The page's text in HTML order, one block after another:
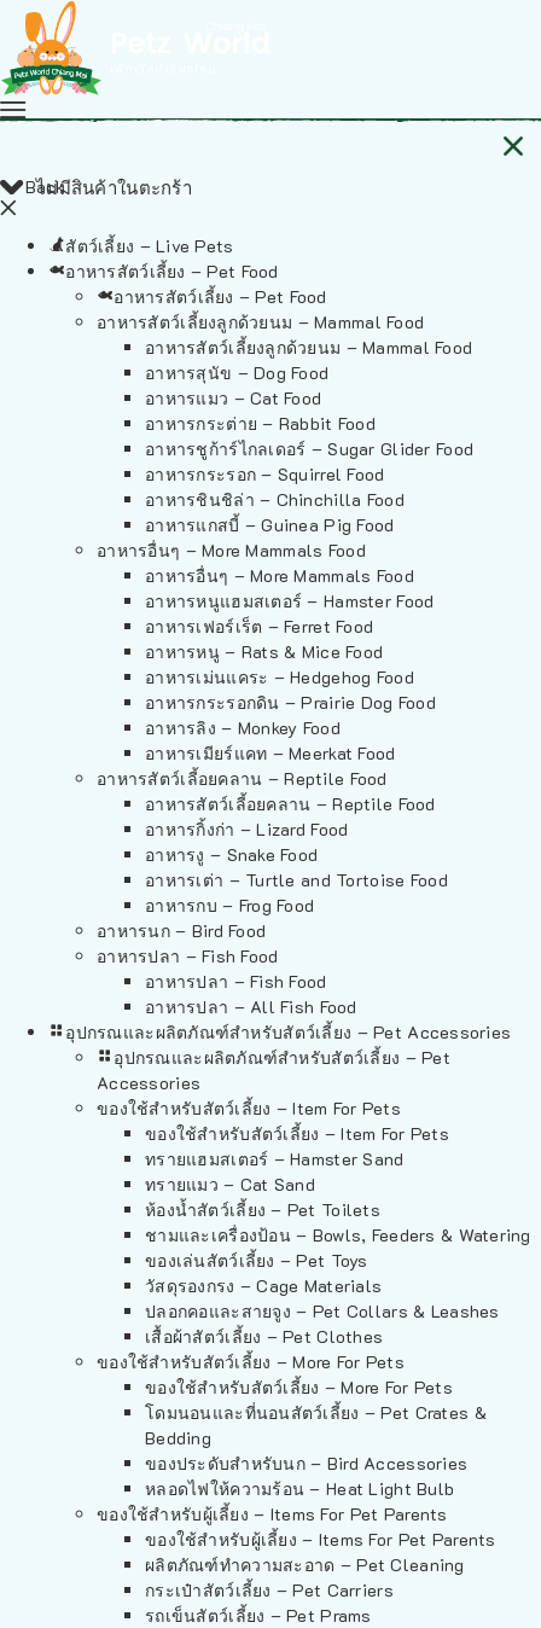
ไม่มีสินค้าในตะกร้า
Back
สัตว์เลี้ยง – Live Pets
อาหารสัตว์เลี้ยง – Pet Food
อาหารสัตว์เลี้ยง – Pet Food
อาหารสัตว์เลี้ยงลูกด้วยนม – Mammal Food
อาหารสัตว์เลี้ยงลูกด้วยนม – Mammal Food
อาหารสุนัข – Dog Food
อาหารแมว – Cat Food
อาหารกระต่าย – Rabbit Food
อาหารชูก้าร์ไกลเดอร์ – Sugar Glider Food
อาหารกระรอก – Squirrel Food
อาหารชินชิล่า – Chinchilla Food
อาหารแกสบี้ – Guinea Pig Food
อาหารอื่นๆ – More Mammals Food
อาหารอื่นๆ – More Mammals Food
อาหารหนูแฮมสเตอร์ – Hamster Food
อาหารเฟอร์เร็ต – Ferret Food
อาหารหนู – Rats & Mice Food
อาหารเม่นแคระ – Hedgehog Food
อาหารกระรอกดิน – Prairie Dog Food
อาหารลิง – Monkey Food
อาหารเมียร์แคท – Meerkat Food
อาหารสัตว์เลี้อยคลาน – Reptile Food
อาหารสัตว์เลี้อยคลาน – Reptile Food
อาหารกิ้งก่า – Lizard Food
อาหารงู – Snake Food
อาหารเต่า – Turtle and Tortoise Food
อาหารกบ – Frog Food
อาหารนก – Bird Food
อาหารปลา – Fish Food
อาหารปลา – Fish Food
อาหารปลา – All Fish Food
อุปกรณและผลิตภัณฑ์สำหรับสัตว์เลี้ยง – Pet Accessories
อุปกรณและผลิตภัณฑ์สำหรับสัตว์เลี้ยง – Pet
Accessories
ของใช้สำหรับสัตว์เลี้ยง – Item For Pets
ของใช้สำหรับสัตว์เลี้ยง – Item For Pets
ทรายแฮมสเตอร์ – Hamster Sand
ทรายแมว – Cat Sand
ห้องน้ำสัตว์เลี้ยง – Pet Toilets
ชามและเครื่องป้อน – Bowls, Feeders & Watering
ของเล่นสัตว์เลี้ยง – Pet Toys
วัสดุรองกรง – Cage Materials
ปลอกคอและสายจูง – Pet Collars & Leashes
เสื้อผ้าสัตว์เลี้ยง – Pet Clothes
ของใช้สำหรับสัตว์เลี้ยง – More For Pets
ของใช้สำหรับสัตว์เลี้ยง – More For Pets
โดมนอนและที่นอนสัตว์เลี้ยง – Pet Crates &
Bedding
ของประดับสำหรับนก – Bird Accessories
หลอดไฟให้ความร้อน – Heat Light Bulb
ของใช้สำหรับผู้เลี้ยง – Items For Pet Parents
ของใช้สำหรับผู้เลี้ยง – Items For Pet Parents
ผลิตภัณฑ์ทำความสะอาด – Pet Cleaning
กระเป๋าสัตว์เลี้ยง – Pet Carriers
รถเข็นสัตว์เลี้ยง – Pet Prams